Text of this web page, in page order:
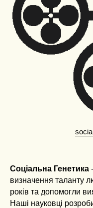
Соціальна Генетика
визначення таланту
років та допомогли
Наші науковці